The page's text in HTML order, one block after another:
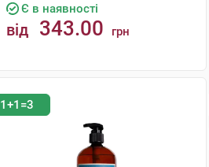
Є в наявності
від 343.00 грн
1+1=3